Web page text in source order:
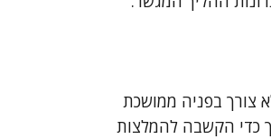
צורך בפניה ממושכת
כדי הקשבה להמלצות